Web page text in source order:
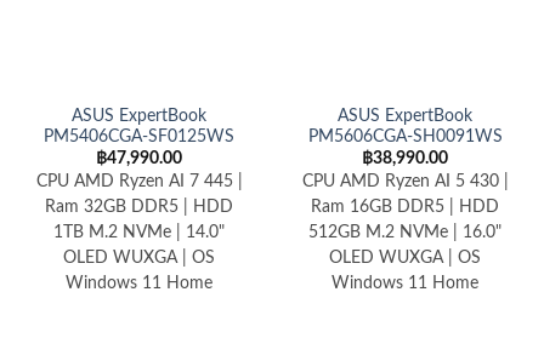
ASUS ExpertBook
PM5406CGA-SF0125WS
฿47,990.00
CPU AMD Ryzen AI 7 445 |
Ram 32GB DDR5 | HDD
1TB M.2 NVMe | 14.0"
OLED WUXGA | OS
Windows 11 Home
ASUS ExpertBook
PM5606CGA-SH0091WS
฿38,990.00
CPU AMD Ryzen AI 5 430 |
Ram 16GB DDR5 | HDD
512GB M.2 NVMe | 16.0"
OLED WUXGA | OS
Windows 11 Home